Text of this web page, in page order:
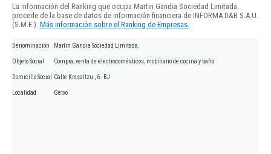
La información del Ranking que ocupa Martin Gandia Sociedad Limitada.
procede de la base de datos de información financiera de INFORMA D&B S.A.U.
(S.M.E.). Más información sobre el Ranking de Empresas.
Denominación Martin Gandia Sociedad Limitada.
Objeto Social Compra, venta de electrodomésticos, mobiliario de cocina y baño
Domicilio Social Calle Kresaltzu , 6 - BJ
Localidad Getxo